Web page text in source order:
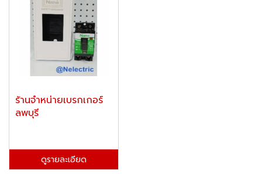
ร้านจำหน่ายเบรกเกอร์
ลพบุรี
ดูรายละเอียด